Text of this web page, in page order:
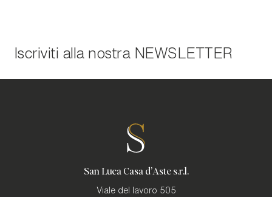
Iscriviti alla nostra NEWSLETTER
San Luca Casa d'Aste s.r.l.
Viale del lavoro 505